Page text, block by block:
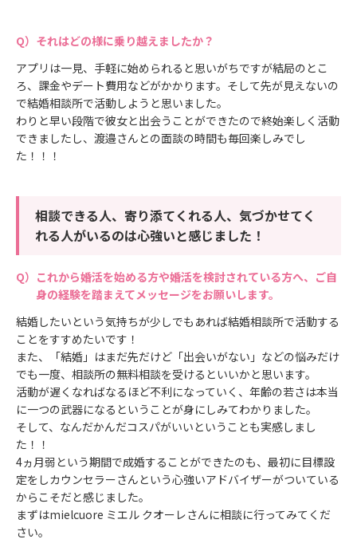
それはどの様に乗り越えましたか？
アプリは一見、手軽に始められると思いがちですが結局のとこ
ろ、課金やデート費用などがかかります。そして先が見えないの
で結婚相談所で活動しようと思いました。
わりと早い段階で彼女と出会うことができたので終始楽しく活動
できましたし、渡邉さんとの面談の時間も毎回楽しみでし
た！！！
相談できる人、寄り添てくれる人、気づかせてく
れる人がいるのは心強いと感じました！
これから婚活を始める方や婚活を検討されている方へ、ご自
身の経験を踏まえてメッセージをお願いします。
結婚したいという気持ちが少しでもあれば結婚相談所で活動する
ことをすすめたいです！
また、「結婚」はまだ先だけど「出会いがない」などの悩みだけ
でも一度、相談所の無料相談を受けるといいかと思います。
活動が遅くなればなるほど不利になっていく、年齢の若さは本当
に一つの武器になるということが身にしみてわかりました。
そして、なんだかんだコスパがいいということも実感しまし
た！！
4ヵ月弱という期間で成婚することができたのも、最初に目標設
定をしカウンセラーさんという心強いアドバイザーがついている
からこそだと感じました。
まずはmielcuore ミエル クオーレさんに相談に行ってみてくだ
さい。